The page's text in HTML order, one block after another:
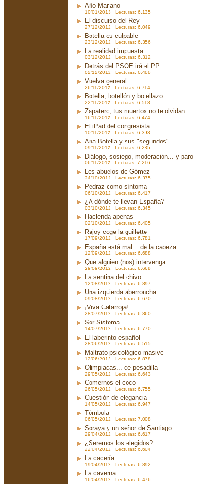
Año Mariano
10/01/2013 Lecturas: 6.135
El discurso del Rey
27/12/2012 Lecturas: 6.049
Botella es culpable
23/12/2012 Lecturas: 6.356
La realidad impuesta
03/12/2012 Lecturas: 6.312
Detrás del PSOE irá el PP
02/12/2012 Lecturas: 6.488
Vuelva general
26/11/2012 Lecturas: 6.714
Botella, botellón y botellazo
22/11/2012 Lecturas: 6.518
Zapatero, tus muertos no te olvidan
16/11/2012 Lecturas: 6.474
El iPad del congresista
10/11/2012 Lecturas: 6.393
Ana Botella y sus "segundos"
09/11/2012 Lecturas: 6.235
Diálogo, sosiego, moderación... y paro
06/11/2012 Lecturas: 7.216
Los abuelos de Gómez
24/10/2012 Lecturas: 6.375
Pedraz como síntoma
06/10/2012 Lecturas: 6.417
¿A dónde te llevan España?
03/10/2012 Lecturas: 6.345
Hacienda apenas
02/10/2012 Lecturas: 6.405
Rajoy coge la guillette
17/09/2012 Lecturas: 6.781
España está mal... de la cabeza
12/09/2012 Lecturas: 6.688
Que alguien (nos) intervenga
28/08/2012 Lecturas: 6.669
La sentina del chivo
12/08/2012 Lecturas: 6.897
Una izquierda aberroncha
09/08/2012 Lecturas: 6.670
¡Viva Catarroja!
28/07/2012 Lecturas: 6.860
Ser Sistema
14/07/2012 Lecturas: 6.770
El laberinto español
28/06/2012 Lecturas: 6.515
Maltrato psicológico masivo
13/06/2012 Lecturas: 6.878
Olimpiadas... de pesadilla
29/05/2012 Lecturas: 6.643
Comernos el coco
26/05/2012 Lecturas: 6.755
Cuestión de elegancia
14/05/2012 Lecturas: 6.947
Tómbola
06/05/2012 Lecturas: 7.008
Soraya y un señor de Santiago
29/04/2012 Lecturas: 6.617
¿Seremos los elegidos?
22/04/2012 Lecturas: 6.604
La cacería
19/04/2012 Lecturas: 6.892
La caverna
16/04/2012 Lecturas: 6.476